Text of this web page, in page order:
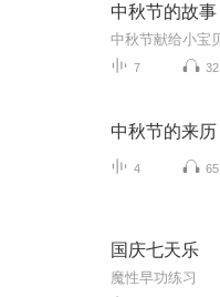
中秋节的故事
中秋节献给小宝
7
中秋节的来历
4
国庆七天乐
魔性早功练习